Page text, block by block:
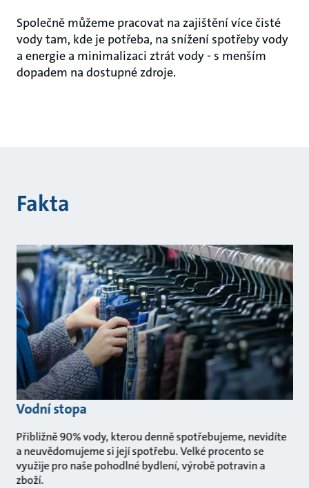
Společně můžeme pracovat na zajištění více čisté
vody tam, kde je potřeba, na snížení spotřeby vody
a energie a minimalizaci ztrát vody - s menším
dopadem na dostupné zdroje.
Fakta
Vodní stopa
Přibližně 90% vody, kterou denně spotřebujeme, nevidíte
a neuvědomujeme si její spotřebu. Velké procento se
využije pro naše pohodlné bydlení, výrobě potravin a
zboží.